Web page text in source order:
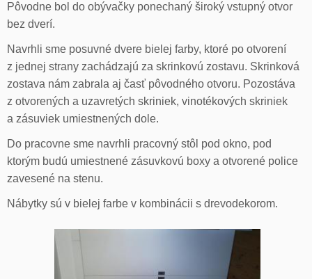
Pôvodne bol do obývačky ponechaný široký vstupný otvor
bez dverí.
Navrhli sme posuvné dvere bielej farby, ktoré po otvorení
z jednej strany zachádzajú za skrinkovú zostavu. Skrinková
zostava nám zabrala aj časť pôvodného otvoru. Pozostáva
z otvorených a uzavretých skriniek, vinotékových skriniek
a zásuviek umiestnených dole.
Do pracovne sme navrhli pracovný stôl pod okno, pod
ktorým budú umiestnené zásuvkovú boxy a otvorené police
zavesené na stenu.
Nábytky sú v bielej farbe v kombinácii s drevodekorom.